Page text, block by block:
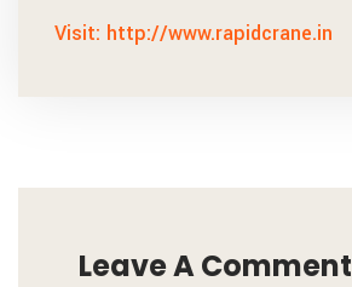
Visit: http://www.rapidcrane.in
Leave A Comment